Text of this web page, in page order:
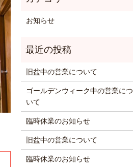
お知らせ
旧盆中の営業について
ゴールデンウィーク中の営業につ
いて
臨時休業のお知らせ
旧盆中の営業について
臨時休業のお知らせ